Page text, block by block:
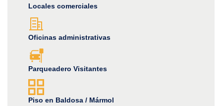
Locales comerciales
Oficinas administrativas
Parqueadero Visitantes
Piso en Baldosa / Mármol